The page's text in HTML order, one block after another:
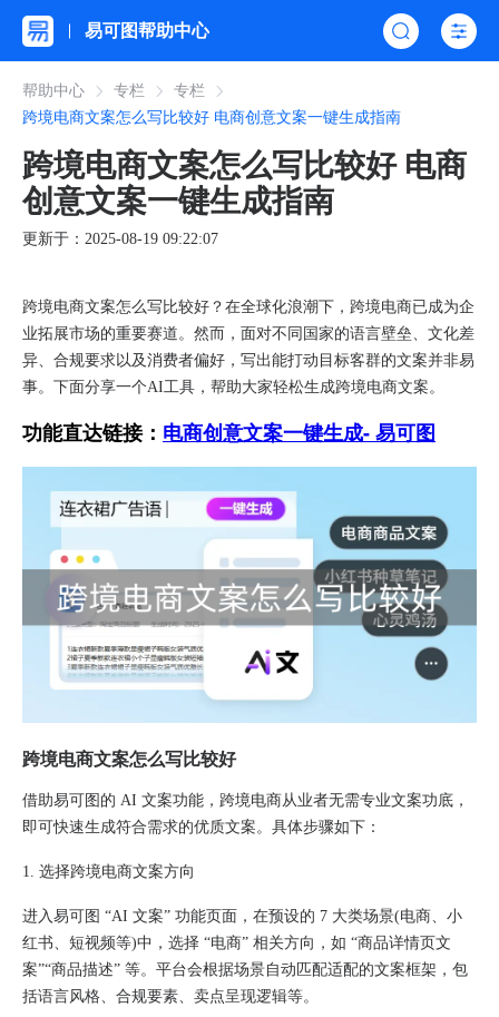
易可图帮助中心
帮助中心 专栏
专栏
跨境电商文案怎么写比较好 电商创意文案一键生成指南
跨境电商文案怎么写比较好 电商
创意文案一键生成指南
更新于：2025-08-19 09:22:07
跨境电商文案怎么写比较好？在全球化浪潮下，跨境电商已成为企
业拓展市场的重要赛道。然而，面对不同国家的语言壁垒、文化差
异、合规要求以及消费者偏好，写出能打动目标客群的文案并非易
事。下面分享一个AI工具，帮助大家轻松生成跨境电商文案。
功能直达链接： 电商创意文案一键生成- 易可图
跨境电商文案怎么写比较好
借助易可图的 AI 文案功能，跨境电商从业者无需专业文案功底，
即可快速生成符合需求的优质文案。具体步骤如下：
1. 选择跨境电商文案方向
进入易可图 “AI 文案” 功能页面，在预设的 7 大类场景(电商、小
红书、短视频等)中，选择 “电商” 相关方向，如 “商品详情页文
案”“商品描述” 等。平台会根据场景自动匹配适配的文案框架，包
括语言风格、合规要素、卖点呈现逻辑等。